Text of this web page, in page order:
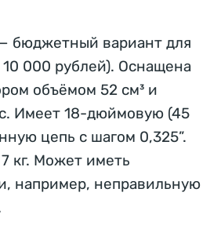
бюджетный вариант для
10 000 рублей). Оснащена
объёмом 52 см³ и
Имеет 18-дюймовую (45
цепь с шагом 0,325”.
кг. Может иметь
например, неправильную